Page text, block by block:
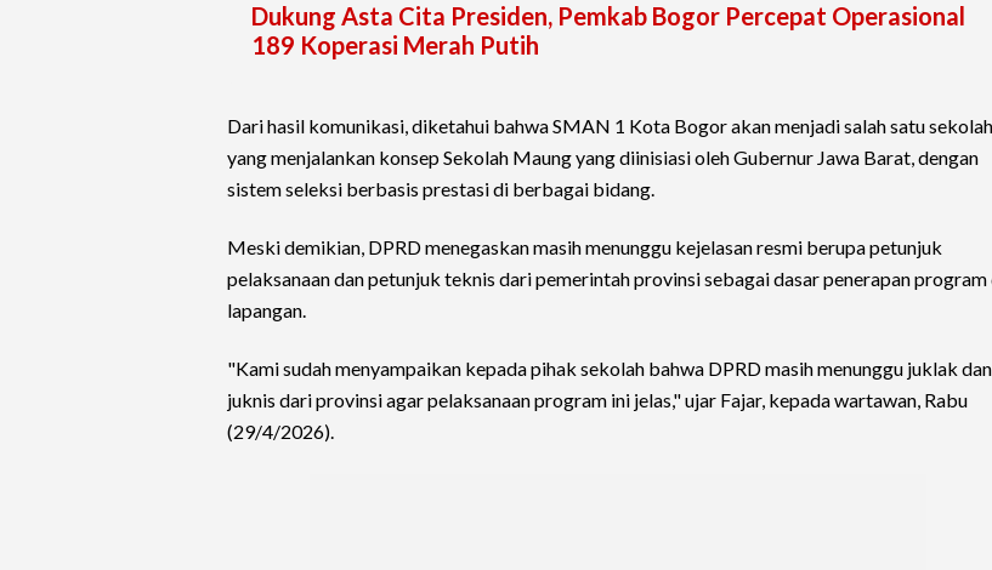
Dukung Asta Cita Presiden, Pemkab Bogor Percepat Operasional
189 Koperasi Merah Putih
Dari hasil komunikasi, diketahui bahwa SMAN 1 Kota Bogor akan menjadi salah satu sekolah
yang menjalankan konsep Sekolah Maung yang diinisiasi oleh Gubernur Jawa Barat, dengan
sistem seleksi berbasis prestasi di berbagai bidang.
Meski demikian, DPRD menegaskan masih menunggu kejelasan resmi berupa petunjuk
pelaksanaan dan petunjuk teknis dari pemerintah provinsi sebagai dasar penerapan program
lapangan.
"Kami sudah menyampaikan kepada pihak sekolah bahwa DPRD masih menunggu juklak dan
juknis dari provinsi agar pelaksanaan program ini jelas," ujar Fajar, kepada wartawan, Rabu
(29/4/2026).